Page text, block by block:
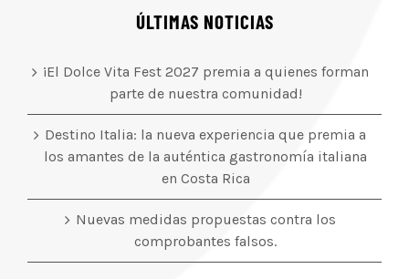
ÚLTIMAS NOTICIAS
¡El Dolce Vita Fest 2027 premia a quienes forman
parte de nuestra comunidad!
Destino Italia: la nueva experiencia que premia a
los amantes de la auténtica gastronomía italiana
en Costa Rica
Nuevas medidas propuestas contra los
comprobantes falsos.